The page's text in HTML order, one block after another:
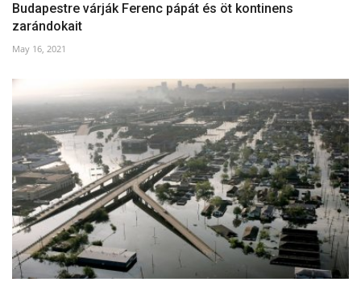
Budapestre várják Ferenc pápát és öt kontinens
zarándokait
May 16, 2021